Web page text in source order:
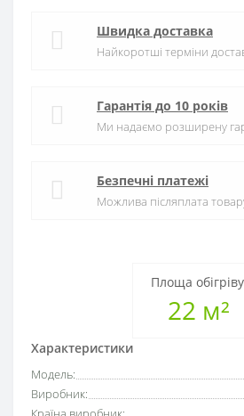
Площа
22 м²
Характеристики
Модель:
Виробник:
Швидка доставка
Найкоротші терміни
Гарантія до 10 років
Ми надаємо розширену
Безпечні платежі
Можлива післяплата